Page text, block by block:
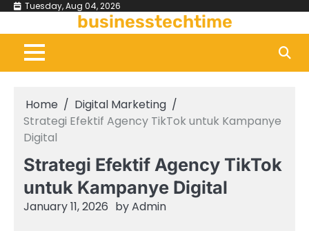
Skip
content
Tuesday, Aug 04, 2026
businesstechtime
Home
Digital Marketing
Strategi Efektif Agency TikTok untuk Kampanye
Digital
Strategi Efektif Agency TikTok
untuk Kampanye Digital
January 11, 2026 byAdmin